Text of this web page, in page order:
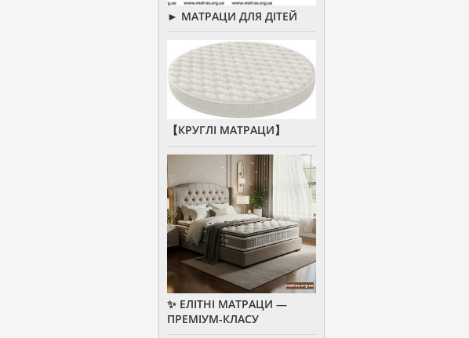
► МАТРАЦИ ДЛЯ ДІТЕЙ
【КРУГЛІ МАТРАЦИ】
✨ ЕЛІТНІ МАТРАЦИ —
ПРЕМІУМ-КЛАСУ